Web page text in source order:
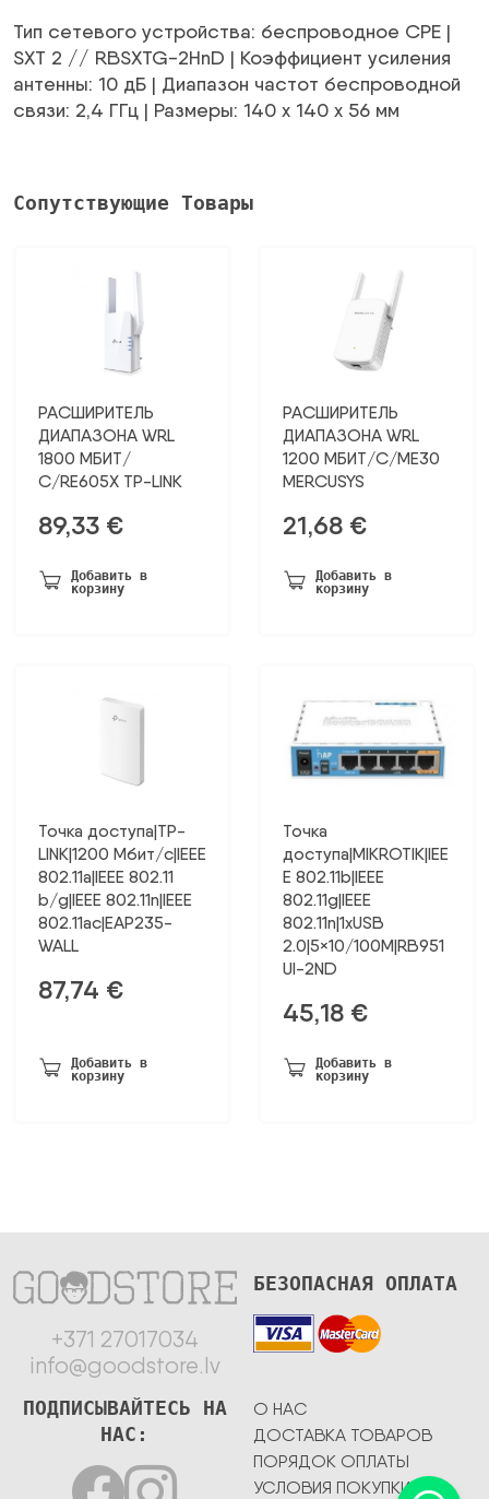
Тип сетевого устройства: беспроводное CPE |
SXT 2 // RBSXTG-2HnD | Коэффициент усиления
антенны: 10 дБ | Диапазон частот беспроводной
связи: 2,4 ГГц | Размеры: 140 x 140 x 56 мм
Сопутствующие Товары
РАСШИРИТЕЛЬ
ДИАПАЗОНА WRL
1800 МБИТ/
С/RE605X TP-LINK
89,33 €
Добавить в
корзину
РАСШИРИТЕЛЬ
ДИАПАЗОНА WRL
1200 МБИТ/С/ME30
MERCUSYS
21,68 €
Добавить в
корзину
Точка доступа|TP-
LINK|1200 Мбит/с|IEEE
802.11a|IEEE 802.11
b/g|IEEE 802.11n|IEEE
802.11ac|EAP235-
WALL
87,74 €
Добавить в
корзину
Точка
доступа|MIKROTIK|IEE
E 802.11b|IEEE
802.11g|IEEE
802.11n|1xUSB
2.0|5×10/100M|RB951
UI-2ND
45,18 €
Добавить в
корзину
+371 27017034
info@goodstore.lv
БЕЗОПАСНАЯ ОПЛАТА
О НАС
ДОСТАВКА ТОВАРОВ
ПОРЯДОК ОПЛАТЫ
УСЛОВИЯ ПОКУПКИ
ПОДПИСЫВАЙТЕСЬ НА
НАС: